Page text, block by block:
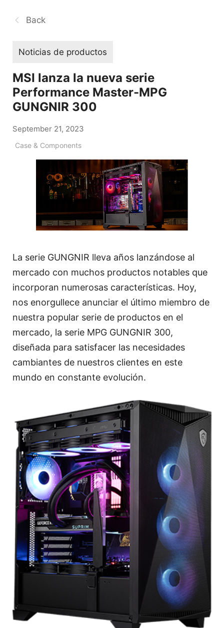
Back
Noticias de productos
MSI lanza la nueva serie
Performance Master-MPG
GUNGNIR 300
September 21, 2023
Case & Components
La serie GUNGNIR lleva años lanzándose al
mercado con muchos productos notables que
incorporan numerosas características. Hoy,
nos enorgullece anunciar el último miembro de
nuestra popular serie de productos en el
mercado, la serie MPG GUNGNIR 300,
diseñada para satisfacer las necesidades
cambiantes de nuestros clientes en este
mundo en constante evolución.